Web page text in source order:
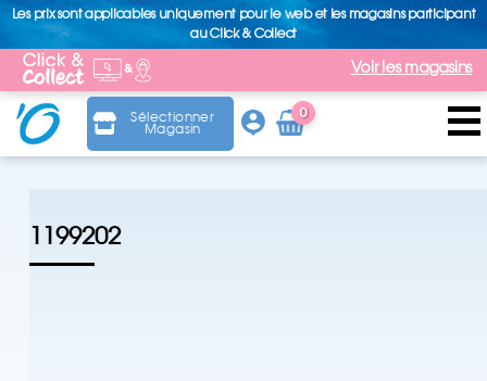
Les prix sont applicables uniquement pour le web et les magasins participant
au Click & Collect
Voir les magasins
Sélectionner
Magasin
0
Arti
cle
1199202